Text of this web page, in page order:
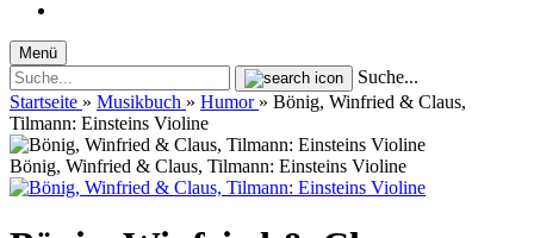
Menü
Suche...
Startseite » Musikbuch » Humor » Bönig, Winfried & Claus,
Tilmann: Einsteins Violine
Bönig, Winfried & Claus, Tilmann: Einsteins Violine